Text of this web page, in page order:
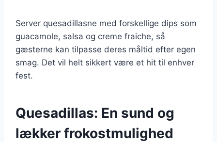
Server quesadillasne med forskellige dips som
guacamole, salsa og creme fraiche, så
gæsterne kan tilpasse deres måltid efter egen
smag. Det vil helt sikkert være et hit til enhver
fest.
Quesadillas: En sund og
lækker frokostmulighed